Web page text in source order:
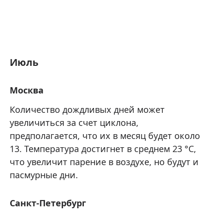
Июль
Москва
Количество дождливых дней может
увеличиться за счет циклона,
предполагается, что их в месяц будет около
13. Температура достигнет в среднем 23 °C,
что увеличит парение в воздухе, но будут и
пасмурные дни.
Санкт-Петербург